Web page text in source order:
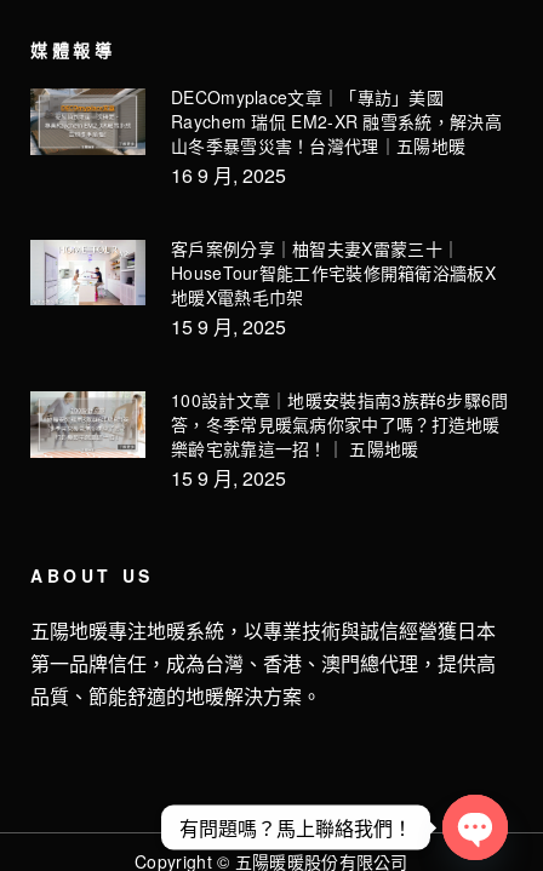
媒體報導
DECOmyplace文章｜「專訪」美國
Raychem 瑞侃 EM2-XR 融雪系統，解決高
山冬季暴雪災害！台灣代理｜五陽地暖
16 9 月, 2025
客戶案例分享｜柚智夫妻X雷蒙三十｜
HouseTour智能工作宅裝修開箱衛浴牆板X
地暖X電熱毛巾架
15 9 月, 2025
100設計文章｜地暖安裝指南3族群6步驟6問
答，冬季常見暖氣病你家中了嗎？打造地暖
樂齡宅就靠這一招！｜ 五陽地暖
15 9 月, 2025
ABOUT US
五陽地暖專注地暖系統，以專業技術與誠信經營獲日本
第一品牌信任，成為台灣、香港、澳門總代理，提供高
品質、節能舒適的地暖解決方案。
Copyright © 五陽暖暖股份有限公司
有問題嗎？馬上聯絡我們！